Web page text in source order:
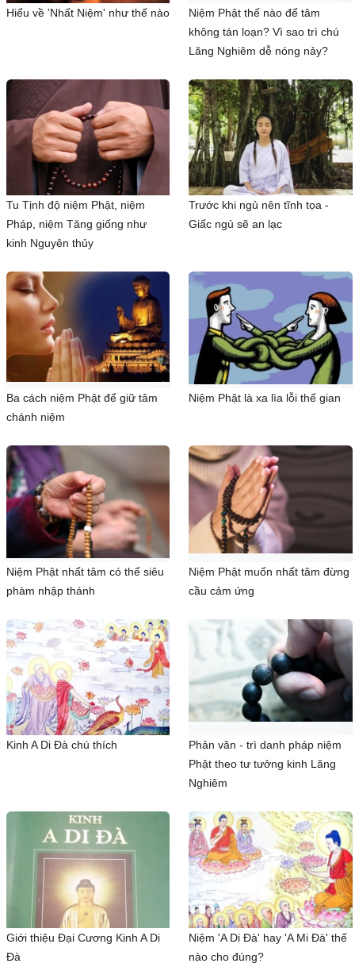
Hiểu về 'Nhất Niệm' như thế nào
Niệm Phật thế nào để tâm
không tán loạn? Vì sao trì chú
Lăng Nghiêm dễ nóng nảy?
Tu Tịnh độ niệm Phật, niệm
Pháp, niệm Tăng giống như
kinh Nguyên thủy
Trước khi ngủ nên tĩnh tọa -
Giấc ngủ sẽ an lạc
Ba cách niệm Phật để giữ tâm
chánh niệm
Niệm Phật là xa lìa lỗi thế gian
Niệm Phật nhất tâm có thể siêu
phàm nhập thánh
Niệm Phật muốn nhất tâm đừng
cầu cảm ứng
Kinh A Di Đà chú thích
Phản văn - trì danh pháp niệm
Phật theo tư tưởng kinh Lăng
Nghiêm
Giới thiệu Đại Cương Kinh A Di
Đà
Niệm 'A Di Đà' hay 'A Mi Đà' thế
nào cho đúng?